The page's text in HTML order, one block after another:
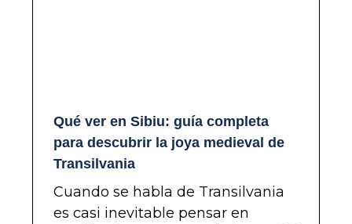
Qué ver en Sibiu: guía completa
para descubrir la joya medieval de
Transilvania
Cuando se habla de Transilvania
es casi inevitable pensar en